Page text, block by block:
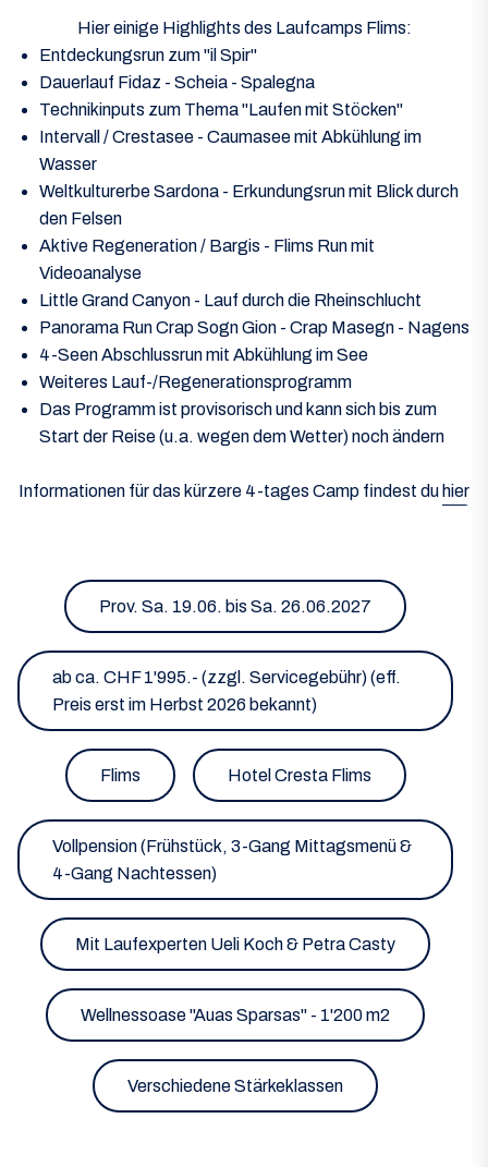
Hier einige Highlights des Laufcamps Flims:
Entdeckungsrun zum "il Spir"
Dauerlauf Fidaz - Scheia - Spalegna
Technikinputs zum Thema "Laufen mit Stöcken"
Intervall / Crestasee - Caumasee mit Abkühlung im
Wasser
Weltkulturerbe Sardona - Erkundungsrun mit Blick durch
den Felsen
Aktive Regeneration / Bargis - Flims Run mit
Videoanalyse
Little Grand Canyon - Lauf durch die Rheinschlucht
Panorama Run Crap Sogn Gion - Crap Masegn - Nagens
4-Seen Abschlussrun mit Abkühlung im See
Weiteres Lauf-/Regenerationsprogramm
Das Programm ist provisorisch und kann sich bis zum
Start der Reise (u.a. wegen dem Wetter) noch ändern
Informationen für das kürzere 4-tages Camp findest du hier
Prov. Sa. 19.06. bis Sa. 26.06.2027
ab ca. CHF 1'995.- (zzgl. Servicegebühr) (eff.
Preis erst im Herbst 2026 bekannt)
Flims Hotel Cresta Flims
Vollpension (Frühstück, 3-Gang Mittagsmenü &
4-Gang Nachtessen)
Mit Laufexperten Ueli Koch & Petra Casty
Wellnessoase "Auas Sparsas" - 1'200 m2
Verschiedene Stärkeklassen